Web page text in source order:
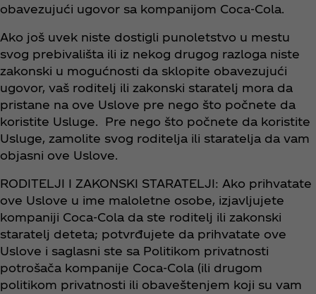
obavezujući ugovor sa kompanijom Coca‑Cola.
Ako još uvek niste dostigli punoletstvo u mestu
svog prebivališta ili iz nekog drugog razloga niste
zakonski u mogućnosti da sklopite obavezujući
ugovor, vaš roditelj ili zakonski staratelj mora da
pristane na ove Uslove pre nego što počnete da
koristite Usluge. Pre nego što počnete da koristite
Usluge, zamolite svog roditelja ili staratelja da vam
objasni ove Uslove.
RODITELJI I ZAKONSKI STARATELJI: Ako prihvatate
ove Uslove u ime maloletne osobe, izjavljujete
kompaniji Coca‑Cola da ste roditelj ili zakonski
staratelj deteta; potvrđujete da prihvatate ove
Uslove i saglasni ste sa Politikom privatnosti
potrošača kompanije Coca‑Cola (ili drugom
politikom privatnosti ili obaveštenjem koji su vam